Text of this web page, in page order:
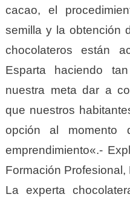
cacao, el
semilla y la obtención
chocolateros están
Esparta haciendo
nuestra meta dar a
que nuestros
opción al momento
emprendimiento«.-
Formación Profesional,
La experta